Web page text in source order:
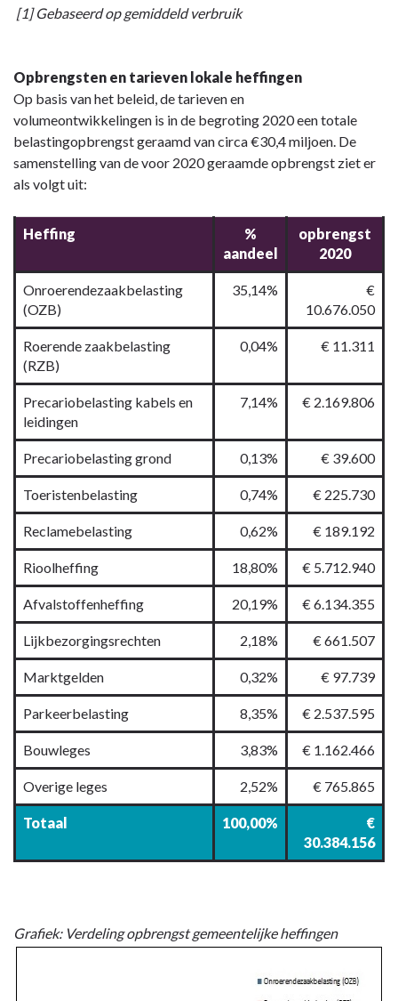
[1] Gebaseerd op gemiddeld verbruik
Opbrengsten en tarieven lokale heffingen
Op basis van het beleid, de tarieven en
volumeontwikkelingen is in de begroting 2020 een totale
belastingopbrengst geraamd van circa €30,4 miljoen. De
samenstelling van de voor 2020 geraamde opbrengst ziet er
als volgt uit:
Heffing
%
aandeel
opbrengst
2020
Onroerendezaakbelasting
(OZB)
35,14%
€
10.676.050
Roerende zaakbelasting
(RZB)
0,04% € 11.311
Precariobelasting kabels en
leidingen
7,14% € 2.169.806
Precariobelasting grond 0,13% € 39.600
Toeristenbelasting 0,74% € 225.730
Reclamebelasting 0,62% € 189.192
Rioolheffing 18,80% € 5.712.940
Afvalstoffenheffing 20,19% € 6.134.355
Lijkbezorgingsrechten 2,18% € 661.507
Marktgelden 0,32% € 97.739
Parkeerbelasting 8,35% € 2.537.595
Bouwleges 3,83% € 1.162.466
Overige leges 2,52% € 765.865
Totaal 100,00%
€
30.384.156
Grafiek: Verdeling opbrengst gemeentelijke heffingen